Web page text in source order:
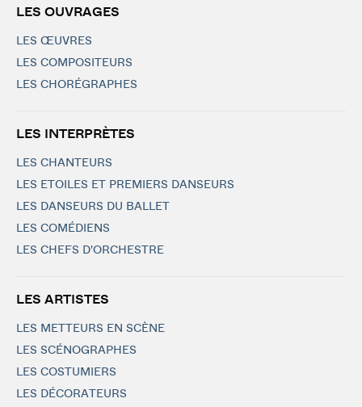
LES OUVRAGES
LES ŒUVRES
LES COMPOSITEURS
LES CHORÉGRAPHES
LES INTERPRÈTES
LES CHANTEURS
LES ETOILES ET PREMIERS DANSEURS
LES DANSEURS DU BALLET
LES COMÉDIENS
LES CHEFS D'ORCHESTRE
LES ARTISTES
LES METTEURS EN SCÈNE
LES SCÉNOGRAPHES
LES COSTUMIERS
LES DÉCORATEURS